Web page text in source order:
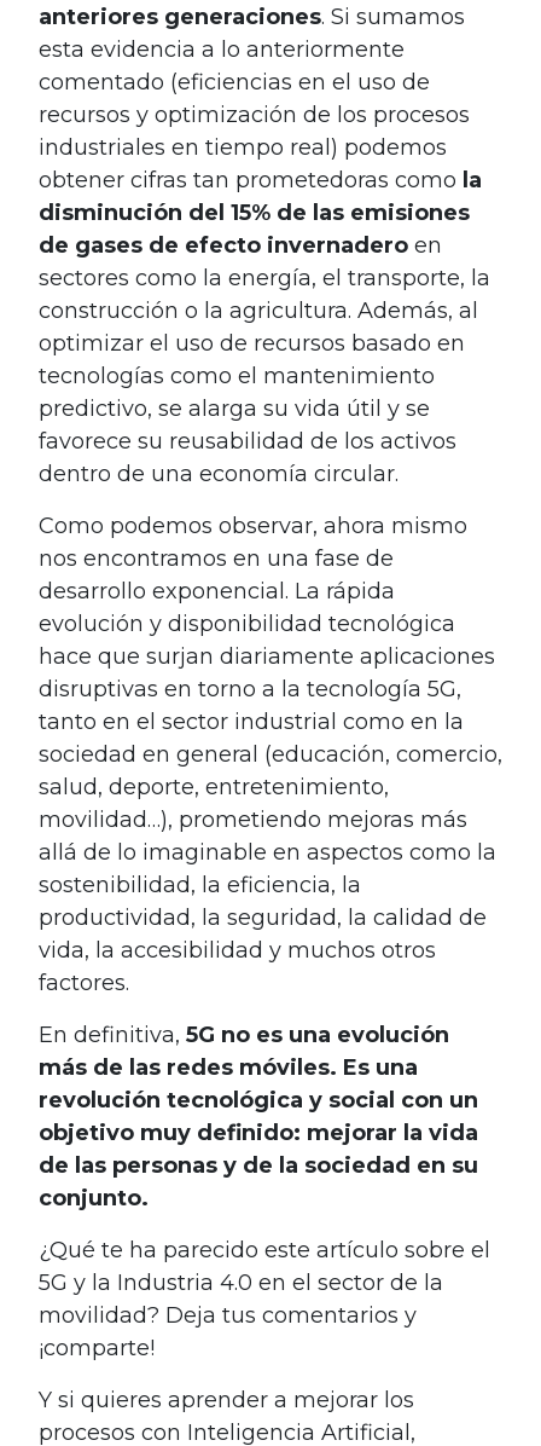
anteriores generaciones. Si sumamos
esta evidencia a lo anteriormente
comentado (eficiencias en el uso de
recursos y optimización de los procesos
industriales en tiempo real) podemos
obtener cifras tan prometedoras como la
disminución del 15% de las emisiones
de gases de efecto invernadero en
sectores como la energía, el transporte, la
construcción o la agricultura. Además, al
optimizar el uso de recursos basado en
tecnologías como el mantenimiento
predictivo, se alarga su vida útil y se
favorece su reusabilidad de los activos
dentro de una economía circular.
Como podemos observar, ahora mismo
nos encontramos en una fase de
desarrollo exponencial. La rápida
evolución y disponibilidad tecnológica
hace que surjan diariamente aplicaciones
disruptivas en torno a la tecnología 5G,
tanto en el sector industrial como en la
sociedad en general (educación, comercio,
salud, deporte, entretenimiento,
movilidad…), prometiendo mejoras más
allá de lo imaginable en aspectos como la
sostenibilidad, la eficiencia, la
productividad, la seguridad, la calidad de
vida, la accesibilidad y muchos otros
factores.
En definitiva, 5G no es una evolución
más de las redes móviles. Es una
revolución tecnológica y social con un
objetivo muy definido: mejorar la vida
de las personas y de la sociedad en su
conjunto.
¿Qué te ha parecido este artículo sobre el
5G y la Industria 4.0 en el sector de la
movilidad? Deja tus comentarios y
¡comparte!
Y si quieres aprender a mejorar los
procesos con Inteligencia Artificial,